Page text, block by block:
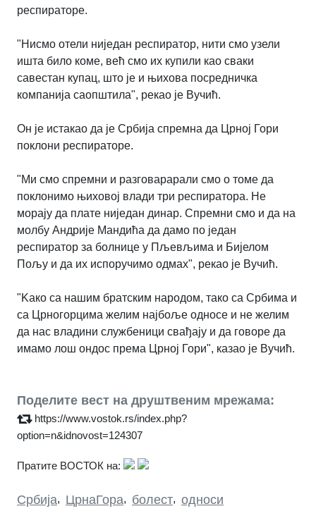
респираторе.
"Нисмо отели ниједан респиратор, нити смо узели
ишта било коме, већ смо их купили као сваки
савестан купац, што је и њихова посредничка
компанија саопштила", рекао је Вучић.
Он је истакао да је Србија спремна да Црној Гори
поклoни респираторе.
"Ми смо спремни и разговарарали смо о томе да
поклонимо њиховој влади три респиратора. Не
морају да плате ниједан динар. Спремни смо и да на
молбу Андрије Мандића да дамо по један
респиратор за болнице у Пљевљима и Бијелом
Пољу и да их испоручимо одмах", рекао је Вучић.
"Kако са нашим братским народом, тако са Србима и
са Црногорцима желим најбоље односе и не желим
да нас владини службеници свађају и да говоре да
имамо лош ондос према Црној Гори", казао је Вучић.
Поделите вест на друштвеним мрежама:
https://www.vostok.rs/index.php?
option=n&idnovost=124307
Пратите ВОСТОК на:
Србија, ЦрнаГора, болест, односи